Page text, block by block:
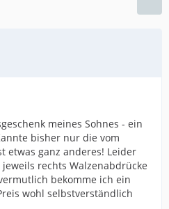
meines Sohnes - ein
bisher nur die vom
etwas ganz anderes! Leider
rechts Walzenabdrücke
bekomme ich ein
wohl selbstverständlich